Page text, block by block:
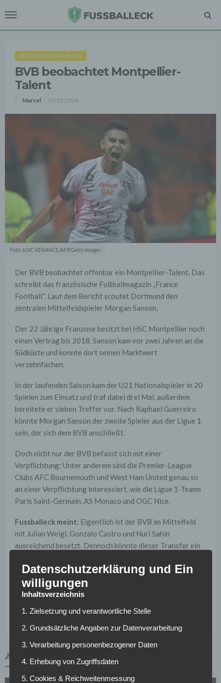
BORUSSIA DORTMUND
BVB beobachtet Montpellier-
Talent
Marcel 30.12.2016
Foto: LOIC VENANCE/AFP/Getty Images
Der BVB beobachtet offenbar ein Montpellier-Talent. Das
schreibt das französische Fußballmagazin „France
Football“. Laut dem Bericht scoutet Dortmund den
zentralen Mittelfeldspieler Morgan Sanson.
Der 22 Jährige Franzose besitzt bei HSC Montpellier noch
einen Vertrag bis 2018. Sanson kam vor zwei Jahren an die
Südküste und konnte dort seinen Marktwert
verzehnfachen.
In der laufenden Saison kam der U21 Nationalspieler in 20
Spielen zum Einsatz und traf dabei drei Mal, außerdem
bereitete er sieben Treffer vor. Nach Raphael Guerreiro
könnte Morgan Sanson der zweite Spieler aus der Ligue 1
sein, der sich dem BVB anschließt.
Doch nicht nur der BVB befasst sich mit einer
Verpflichtung: Unter anderem sind die Premier-League
Clubs AFC Bournemouth und West Ham United genau so
an einer Verpflichtung interessiert, wie die Ligue 1-Teams
Paris Saint-Germain, AS Monaco und OGC Nice.
Fussballeck meint: Eigentlich ist der BVB im Mittelfeld
mit Julian Weigl, Gonzalo Castro und Nuri Sahin
ausreichend besetzt. Dennoch könnte dieser Transfer ein
den BVB in Richtung Spanien oder Italien verlassen, wäre
der passende Ersatz schon da. Eine Eingewöhnungszeit
würde dann wegfallen!
ÄHNLICHE ARTIKEL
Datenschutzerklärung und Ein
willigungen
Inhaltsverzeichnis
1. Zielsetzung und verantwortliche Stelle
2. Grundsätzliche Angaben zur Datenverarbeitung
3. Verarbeitung personenbezogener Daten
4. Erhebung von Zugriffsdaten
5. Cookies & Reichweitenmessung